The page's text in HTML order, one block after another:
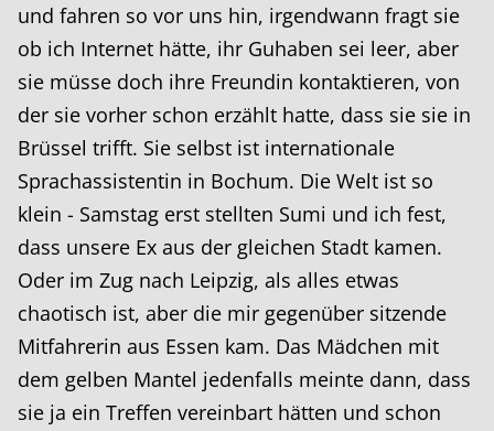
und fahren so vor uns hin, irgendwann fragt sie
ob ich Internet hätte, ihr Guhaben sei leer, aber
sie müsse doch ihre Freundin kontaktieren, von
der sie vorher schon erzählt hatte, dass sie sie in
Brüssel trifft. Sie selbst ist internationale
Sprachassistentin in Bochum. Die Welt ist so
klein - Samstag erst stellten Sumi und ich fest,
dass unsere Ex aus der gleichen Stadt kamen.
Oder im Zug nach Leipzig, als alles etwas
chaotisch ist, aber die mir gegenüber sitzende
Mitfahrerin aus Essen kam. Das Mädchen mit
dem gelben Mantel jedenfalls meinte dann, dass
sie ja ein Treffen vereinbart hätten und schon